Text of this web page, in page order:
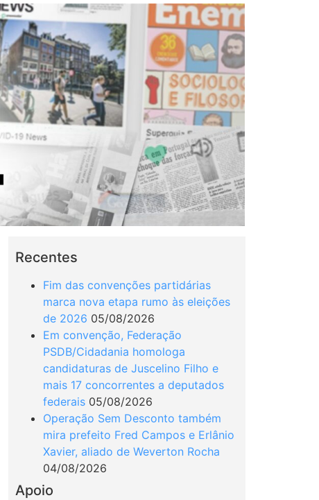
Recentes
Fim das convenções partidárias
marca nova etapa rumo às eleições
de 2026 05/08/2026
Em convenção, Federação
PSDB/Cidadania homologa
candidaturas de Juscelino Filho e
mais 17 concorrentes a deputados
federais 05/08/2026
Operação Sem Desconto também
mira prefeito Fred Campos e Erlânio
Xavier, aliado de Weverton Rocha
04/08/2026
Apoio